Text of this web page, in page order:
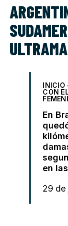
INICIO
CON
En
en
29 de